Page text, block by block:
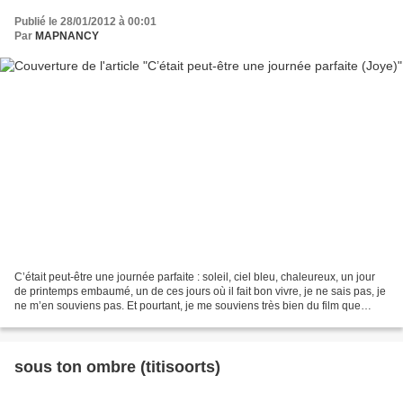
Publié le 28/01/2012 à 00:01
Par MAPNANCY
C’était peut-être une journée parfaite : soleil, ciel bleu, chaleureux, un jour
de printemps embaumé, un de ces jours où il fait bon vivre, je ne sais pas, je
ne m’en souviens pas. Et pourtant, je me souviens très bien du film que
sous ton ombre‏ (titisoorts)